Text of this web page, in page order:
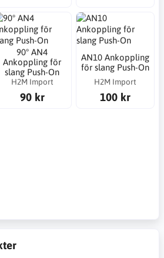
90° AN4
Ankoppling för
slang Push-On
H2M Import
90 kr
AN10 Ankoppling
för slang Push-On
H2M Import
100 kr